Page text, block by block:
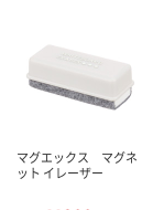
マグエックス マグネ
ット イレーザー